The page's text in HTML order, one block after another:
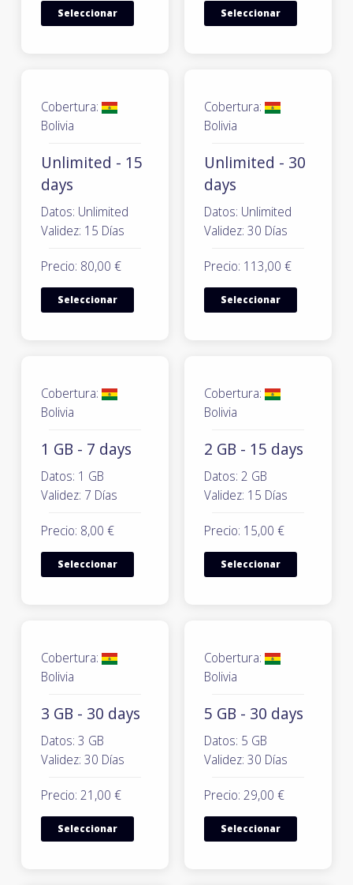
Seleccionar Seleccionar
Cobertura:
Bolivia
Unlimited - 15
days
Datos: Unlimited
Validez: 15 Días
Precio: 80,00 €
Seleccionar
Cobertura:
Bolivia
Unlimited - 30
days
Datos: Unlimited
Validez: 30 Días
Precio: 113,00 €
Seleccionar
Cobertura:
Bolivia
1 GB - 7 days
Datos: 1 GB
Validez: 7 Días
Precio: 8,00 €
Seleccionar
Cobertura:
Bolivia
2 GB - 15 days
Datos: 2 GB
Validez: 15 Días
Precio: 15,00 €
Seleccionar
Cobertura:
Bolivia
3 GB - 30 days
Datos: 3 GB
Validez: 30 Días
Precio: 21,00 €
Seleccionar
Cobertura:
Bolivia
5 GB - 30 days
Datos: 5 GB
Validez: 30 Días
Precio: 29,00 €
Seleccionar